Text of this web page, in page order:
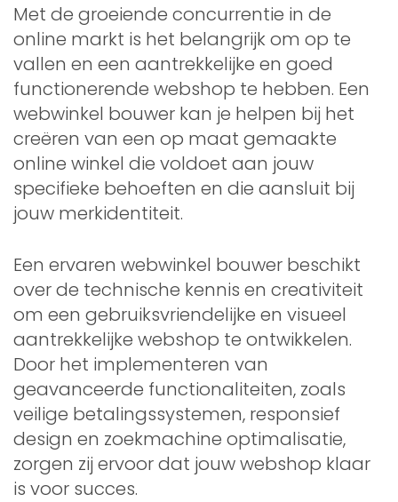
Met de groeiende concurrentie in de
online markt is het belangrijk om op te
vallen en een aantrekkelijke en goed
functionerende webshop te hebben. Een
webwinkel bouwer kan je helpen bij het
creëren van een op maat gemaakte
online winkel die voldoet aan jouw
specifieke behoeften en die aansluit bij
jouw merkidentiteit.
Een ervaren webwinkel bouwer beschikt
over de technische kennis en creativiteit
om een gebruiksvriendelijke en visueel
aantrekkelijke webshop te ontwikkelen.
Door het implementeren van
geavanceerde functionaliteiten, zoals
veilige betalingssystemen, responsief
design en zoekmachine optimalisatie,
zorgen zij ervoor dat jouw webshop klaar
is voor succes.